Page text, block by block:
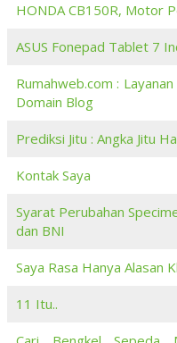
HONDA CB150R, Motor
ASUS Fonepad Tablet 7
Rumahweb.com :
Domain Blog
Prediksi Jitu : Angka Jitu
Kontak Saya
Syarat Perubahan
dan BNI
Saya Rasa Hanya Alasan
11 Itu..